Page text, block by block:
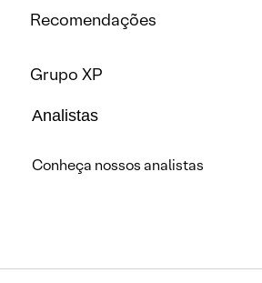
Recomendações
Grupo XP
Analistas
Conheça nossos analistas